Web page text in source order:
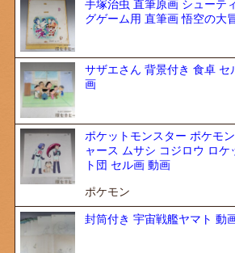
手塚治虫 直筆原画 シューテ
グゲーム用 直筆画 悟空の大
サザエさん 背景付き 食卓 セ
画
ポケットモンスター ポケモ
ャース ムサシ コジロウ ロケ
ト団 セル画 動画
ポケモン
封筒付き 宇宙戦艦ヤマト 動